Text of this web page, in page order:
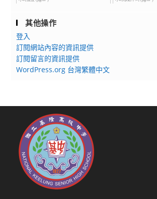
其他操作
登入
訂閱網站內容的資訊提供
訂閱留言的資訊提供
WordPress.org 台灣繁體中文